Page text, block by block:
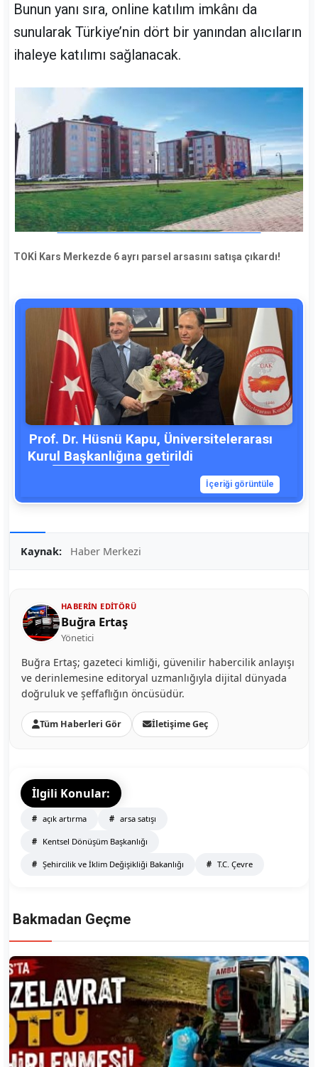
Bunun yanı sıra, online katılım imkânı da
sunularak Türkiye’nin dört bir yanından alıcıların
ihaleye katılımı sağlanacak.
TOKİ Kars Merkezde 6 ayrı parsel arsasını satışa çıkardı!
Prof. Dr. Hüsnü Kapu, Üniversitelerarası
Kurul Başkanlığına getirildi
İçeriği görüntüle
Kaynak: Haber Merkezi
HABERIN EDITÖRÜ
Buğra Ertaş
Yönetici
Buğra Ertaş; gazeteci kimliği, güvenilir habercilik anlayışı
ve derinlemesine editoryal uzmanlığıyla dijital dünyada
doğruluk ve şeffaflığın öncüsüdür.
Tüm Haberleri Gör İletişime Geç
İlgili Konular:
açık artırma arsa satışı
Kentsel Dönüşüm Başkanlığı
Şehircilik ve İklim Değişikliği Bakanlığı T.C. Çevre
Bakmadan Geçme